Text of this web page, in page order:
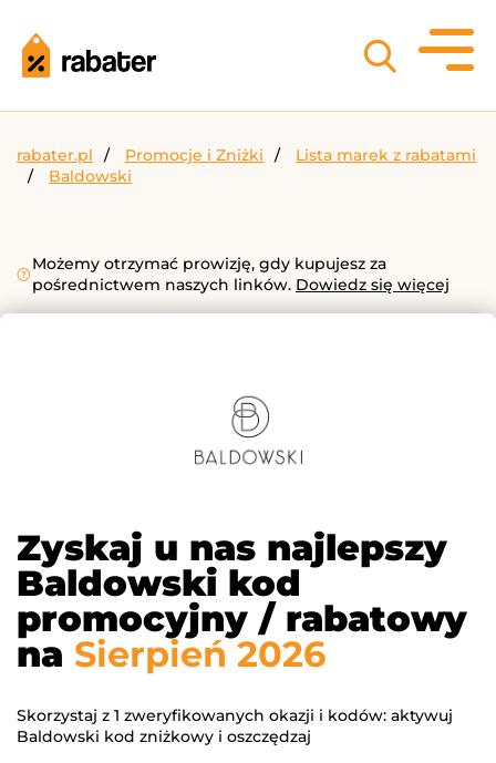
rabater.pl Promocje i Zniżki
Lista marek z rabatami
Baldowski
Możemy otrzymać prowizję, gdy kupujesz za
pośrednictwem naszych linków. Dowiedz się więcej
Zyskaj u nas najlepszy
Baldowski kod
promocyjny / rabatowy
na Sierpień 2026
Skorzystaj z 1 zweryfikowanych okazji i kodów: aktywuj
Baldowski kod zniżkowy i oszczędzaj